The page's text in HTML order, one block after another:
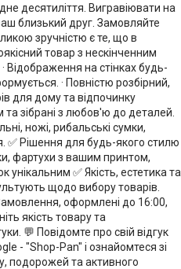
десятиліття. Вигравіювати на
близький друг. Замовляйте
зручністю є те, що в
товар з нескінченним
Відображення на стінках будь-
· Повністю розбірний,
для дому та відпочинку
та зібрані з любов'ю до деталей.
ножі, рибальські сумки,
✅ Рішення для будь-якого стилю
фартухи з вашим принтом,
✅ Якість, естетика та
щодо вибору товарів.
оформлені до 16:00,
якість товару та
💬 Повідомте про свій відгук
- "Shop-Pan" і ознайомтеся зі
подорожей та активного